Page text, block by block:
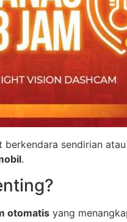
berkendara sendirian
.
otomatis yang